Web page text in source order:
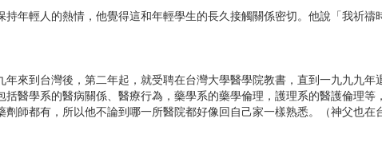
輕人的熱情，他覺得這和年輕學生的長久接觸關係密切。他說「我祈禱
到台灣後，第二年起，就受聘在台灣大學醫學院教書，直到一九九九年
醫學系的醫病關係、醫療行為，藥學系的藥學倫理，護理系的醫護倫理
師都有，所以他不論到哪一所醫院都好像回自己家一樣熟悉。（神父也